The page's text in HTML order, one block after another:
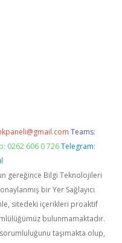
Teams:
0262 606 0 726 Telegram:
gereğince Bilgi Teknolojileri
bir Yer Sağlayıcı
sitedeki içerikleri proaktif
bulunmamaktadır.
taşımakta olup,